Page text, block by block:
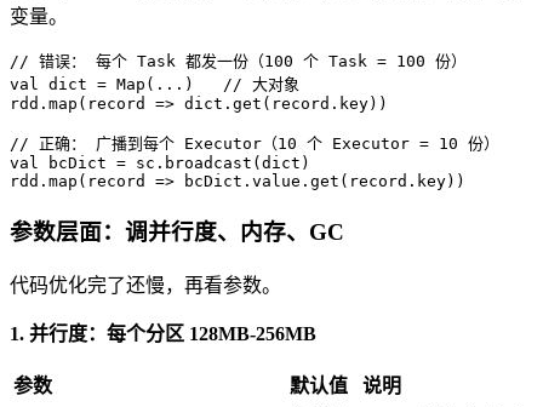
变量。
// 错误： 每个 Task 都发一份（100 个 Task = 100 份）
val dict = Map (...) // 大对象
rdd.map(record => dict.get(record.key))
// 正确： 广播到每个 Executor（10 个 Executor = 10 份）
val bcDict = sc.broadcast(dict)
rdd.map(record => bcDict.value.get(record.key))
参数层面：调并行度、内存、GC
代码优化完了还慢，再看参数。
1. 并行度：每个分区 128MB-256MB
参数 默认值 说明